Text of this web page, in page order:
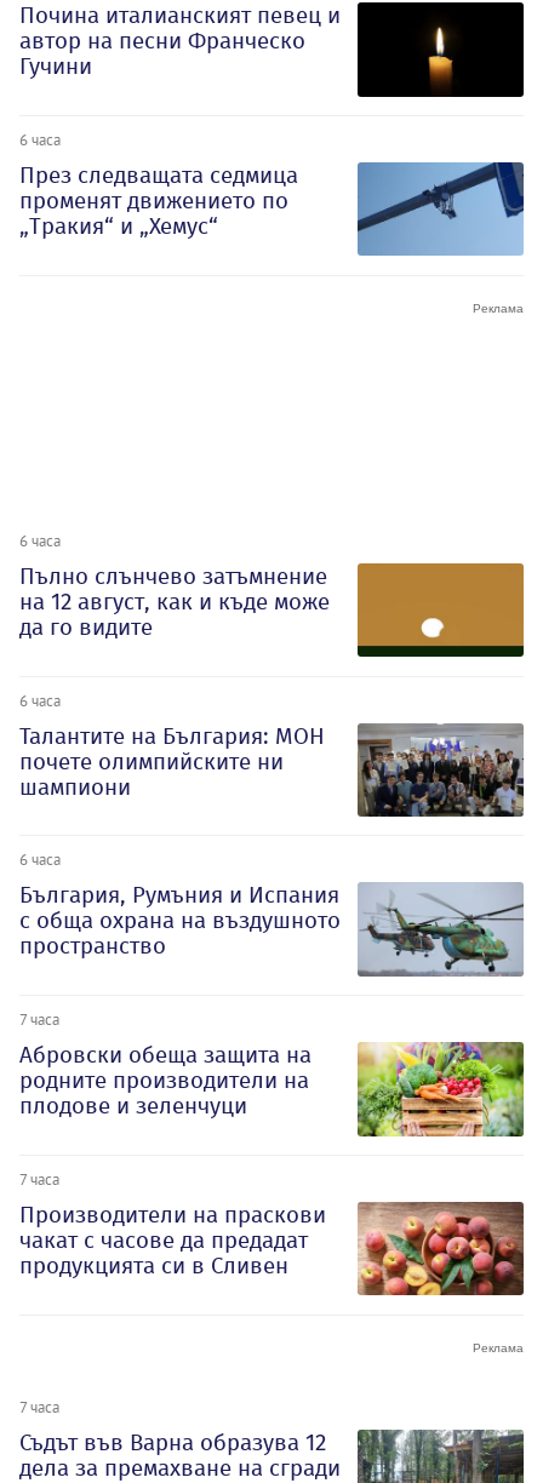
Почина италианският певец и
автор на песни Франческо
Гучини
6 часа
През следващата седмица
променят движението по
„Тракия“ и „Хемус“
6 часа
Пълно слънчево затъмнение
на 12 август, как и къде може
да го видите
6 часа
Талантите на България: МОН
почете олимпийските ни
шампиони
6 часа
България, Румъния и Испания
с обща охрана на въздушното
пространство
7 часа
Абровски обеща защита на
родните производители на
плодове и зеленчуци
7 часа
Производители на праскови
чакат с часове да предадат
продукцията си в Сливен
7 часа
Съдът във Варна образува 12
дела за премахване на сгради